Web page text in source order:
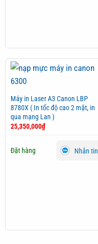
Máy in Laser A3 Canon LBP
8780X ( In tốc độ cao 2 mặt, in
qua mạng Lan )
25,350,000₫
Đặt hàng Nhắn tin